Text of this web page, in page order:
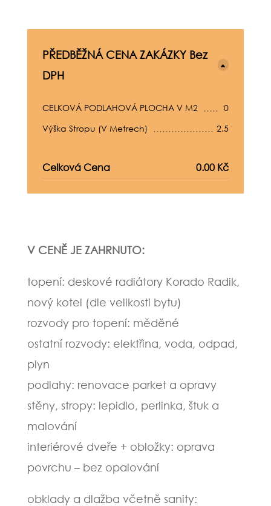
PŘEDBĚŽNÁ CENA ZAKÁZKY Bez
DPH
CELKOVÁ PODLAHOVÁ PLOCHA V M2
0
Výška Stropu (v Metrech)
2.5
Celková Cena 0.00 Kč
V CENĚ JE ZAHRNUTO:
topení: deskové radiátory Korado Radik,
nový kotel (dle velikosti bytu)
rozvody pro topení: měděné
ostatní rozvody: elektřina, voda, odpad,
plyn
podlahy: renovace parket a opravy
stěny, stropy: lepidlo, perlinka, štuk a
malování
interiérové dveře + obložky: oprava
povrchu – bez opalování
obklady a dlažba včetně sanity: